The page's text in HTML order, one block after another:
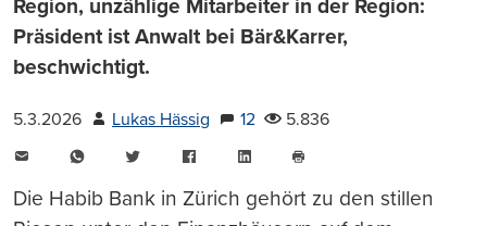
Region, unzählige Mitarbeiter in der Region:
Präsident ist Anwalt bei Bär&Karrer,
beschwichtigt.
5.3.2026 Lukas Hässig 12
5.836
WhatsAppTwitter FacebookLinkedIn
drucken
Die Habib Bank in Zürich gehört zu den stillen